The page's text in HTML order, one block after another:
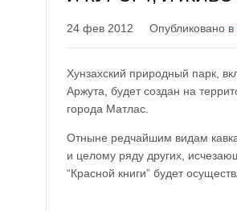
24 фев 2012 Опубликовано в
Хунзахский природный парк,
Аржута, будет создан на
города Матлас.
Отныне редчайшим видам
и целому ряду других,
“Красной книги” будет